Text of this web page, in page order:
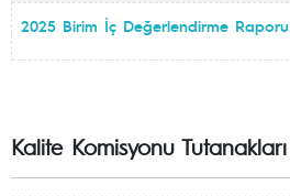
2025 Birim İç Değerlendirme Raporu
Kalite Komisyonu Tutanakları